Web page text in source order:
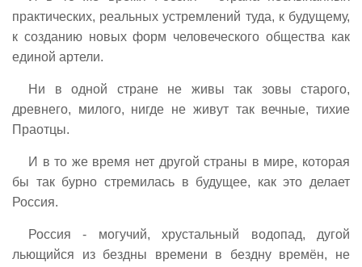
практических, реальных устремлений туда, к будущему,
к созданию новых форм человеческого общества как
единой артели.
Ни в одной стране не живы так зовы старого,
древнего, милого, нигде не живут так вечные, тихие
Праотцы.
И в то же время нет другой страны в мире, которая
бы так бурно стремилась в будущее, как это делает
Россия.
Россия - могучий, хрустальный водопад, дугой
льющийся из бездны времени в бездну времён, не